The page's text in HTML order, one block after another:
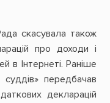
скасувала також
про доходи і
в Інтернеті. Раніше
передбачав
декларацій